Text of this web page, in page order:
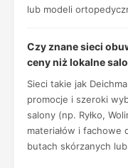
lub modeli
Czy znane sieci
ceny niż lokalne
Sieci takie jak
promocje i szeroki
salony (np. Ryłko,
materiałów i
butach skórzanych